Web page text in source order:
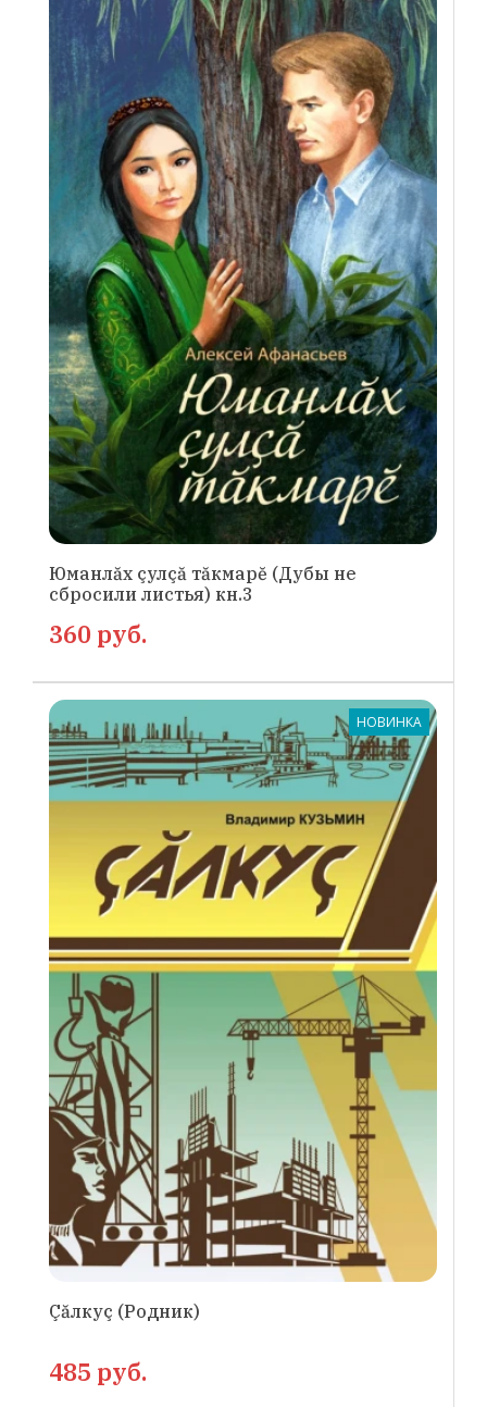
Юманлăх çулçă тăкмарĕ (Дубы не
сбросили листья) кн.3
360 руб.
Çăлкуç (Родник)
НОВИНКА
485 руб.